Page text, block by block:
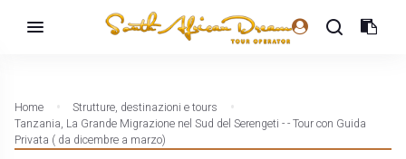
Home
Strutture, destinazioni e tours
Tanzania, La Grande Migrazione nel Sud del Serengeti - - Tour con Guida
Privata ( da dicembre a marzo)